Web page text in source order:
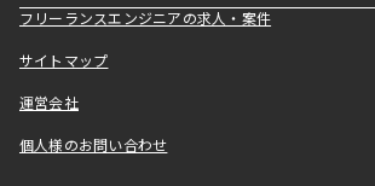
フリーランスエンジニアの求人・案件
サイトマップ
運営会社
個人様のお問い合わせ